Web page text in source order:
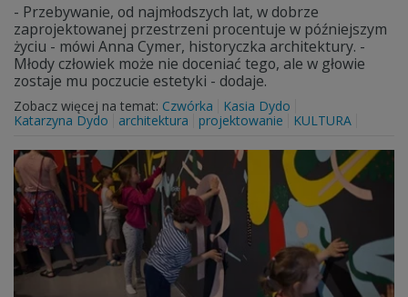
- Przebywanie, od najmłodszych lat, w dobrze
zaprojektowanej przestrzeni procentuje w późniejszym
życiu - mówi Anna Cymer, historyczka architektury. -
Młody człowiek może nie doceniać tego, ale w głowie
zostaje mu poczucie estetyki - dodaje.
Zobacz więcej na temat: Czwórka
Kasia Dydo
Katarzyna Dydo
architektura projektowanie KULTURA